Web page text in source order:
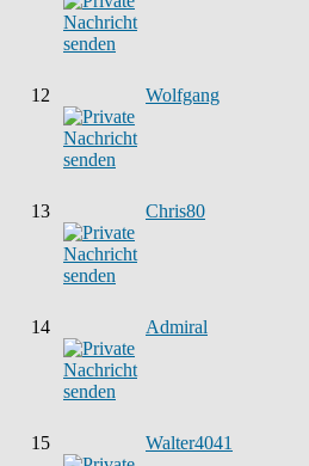
12 Wolfgang
13 Chris80
14 Admiral
15 Walter4041